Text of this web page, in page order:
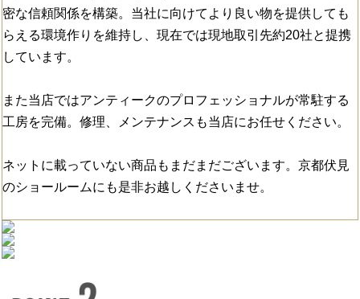
密な信頼関係を構築。当社に向けてより良い物を提供しても
らえる環境作りを維持し、現在では現地取引先約20社と提携
しています。
また当店ではアンティークのプロフェッショナルが常駐する
工房を完備。修理、メンテナンスも当店にお任せください。
ネットに載っていない商品もまだまだございます。京都伏見
のショールームにも是非お越しくださいませ。